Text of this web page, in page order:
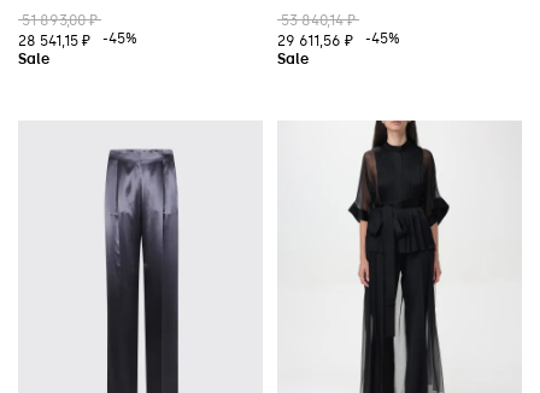
51 893,00 ₽
28 541,15 ₽
-45%
53 840,14 ₽
29 611,56 ₽
-45%